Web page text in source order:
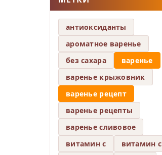
антиоксиданты
ароматное варенье
без сахара
варенье
варенье крыжовник
варенье рецепт
варенье рецепты
варенье сливовое
витамин c
витамин с